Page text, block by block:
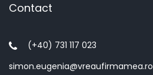
Contact
(+40) 731 117 023
simon.eugenia@vreaufirmamea.ro